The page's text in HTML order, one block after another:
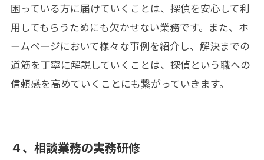
困っている方に届けていくことは、探偵を安心して利
用してもらうためにも欠かせない業務です。また、ホ
ームページにおいて様々な事例を紹介し、解決までの
道筋を丁寧に解説していくことは、探偵という職への
信頼感を高めていくことにも繋がっていきます。
４、相談業務の実務研修